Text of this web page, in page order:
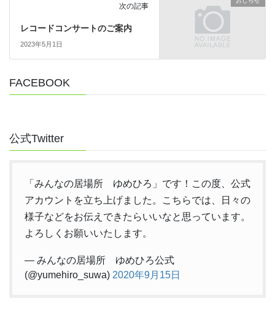
次の記事
レコードコンサートのご案内
2023年5月1日
FACEBOOK
公式Twitter
「みんなの居場所 ゆめひろ」です！この度、公式
アカウントを立ち上げました。こちらでは、日々の
様子などをお伝えできたらいいなと思っています。
よろしくお願いいたします。
— みんなの居場所 ゆめひろ公式
(@yumehiro_suwa) 2020年9月15日